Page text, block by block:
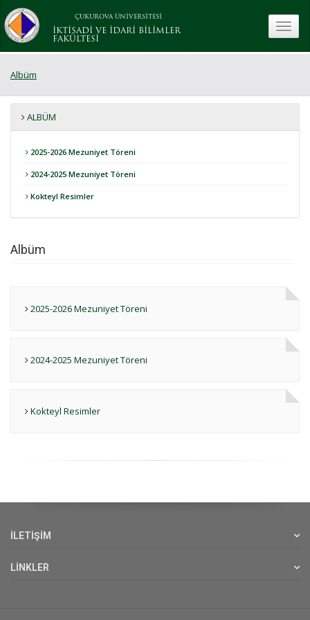
ÇUKUROVA ÜNİVERSİTESİ
İKTİSADİ VE İDARİ BİLİMLER
FAKÜLTESİ
Albüm
ALBÜM
2025-2026 Mezuniyet Töreni
2024-2025 Mezuniyet Töreni
Kokteyl Resimler
Albüm
2025-2026 Mezuniyet Töreni
2024-2025 Mezuniyet Töreni
Kokteyl Resimler
İLETİŞİM
LİNKLER